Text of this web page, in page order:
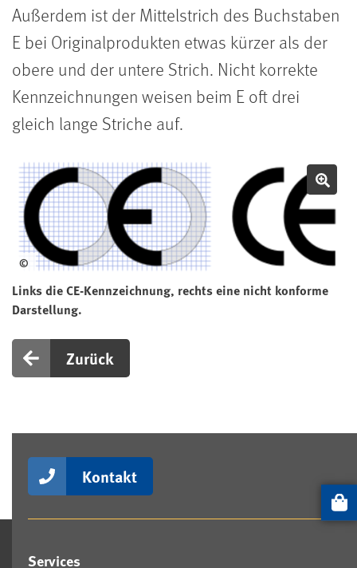
Außerdem ist der Mittelstrich des Buchstaben
E bei Originalprodukten etwas kürzer als der
obere und der untere Strich. Nicht korrekte
Kennzeichnungen weisen beim E oft drei
gleich lange Striche auf.
©
Links die CE-Kennzeichnung, rechts eine nicht konforme
Darstellung.
Zurück
Kontakt
Services
Artikel